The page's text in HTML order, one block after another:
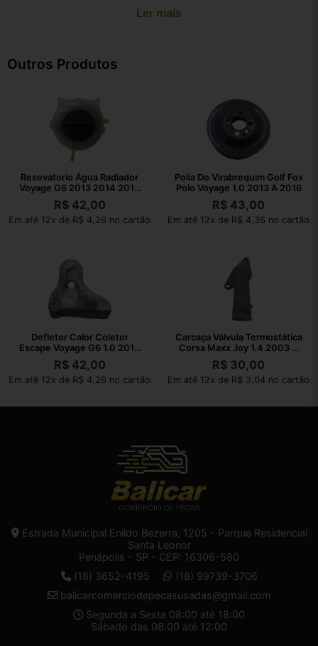
Ler mais
Outros Produtos
Resevatorio Água Radiador
Voyage G6 2013 2014 2015
2016
R$42,00
Em até 12x de R$ 4,26 no cartão
Polia Do Virabrequim Golf Fox
Polo Voyage 1.0 2013 A 2016
R$ 43,00
Em até 12x de R$ 4,36 no cartão
Defletor Calor Coletor
Escape Voyage G6 1.0 2013
2014 A 2016
R$42,00
Em até 12x de R$ 4,26 no cartão
Carcaça Válvula Termostática
Corsa Maxx Joy 1.4 2003 A
2010
R$ 30,00
Em até 12x de R$ 3,04 no cartão
Estrada Municipal Enildo Bezerra, 1205 - Parque Residencial
Santa Leonor
Penápolis - SP - CEP: 16306-580
(18) 3652-4195
(18) 99739-3706
balicarcomerciodepecasusadas@gmail.com
Segunda a Sexta 08:00 até 18:00
Sábado das 08:00 até 12:00